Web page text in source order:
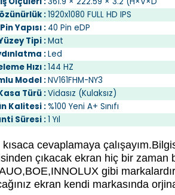
:1920x1080 FULL HD IPS
Pin Yapısı : 40 Pin eDP
Tipi :Mat
:Led
Hızı :144 HZ
Model :NV161FHM-NY3
Türü :Vidasız (Kulaksız)
Kalitesi :%100 Yeni A+ Sınıfı
Süresi :1 Yıl
cevaplamaya
çıkacak ekran hiç bir zaman
gibi
ekran kendi markasında